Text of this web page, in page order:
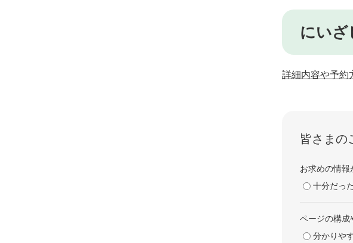
にいざ
詳細内容や予約
皆さまの
お求めの情報
十分だった
ページの構成
分かりや